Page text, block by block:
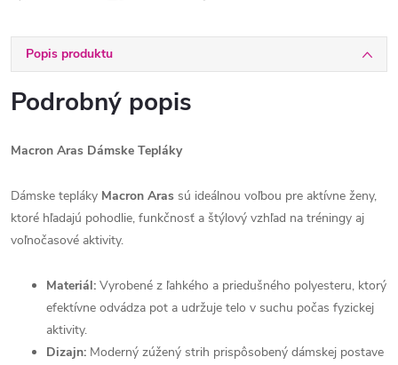
Popis produktu
Podrobný popis
Macron Aras Dámske Tepláky
Dámske tepláky Macron Aras sú ideálnou voľbou pre aktívne ženy,
ktoré hľadajú pohodlie, funkčnosť a štýlový vzhľad na tréningy aj
voľnočasové aktivity.
Materiál: Vyrobené z ľahkého a priedušného polyesteru, ktorý
efektívne odvádza pot a udržuje telo v suchu počas fyzickej
aktivity.
Dizajn: Moderný zúžený strih prispôsobený dámskej postave